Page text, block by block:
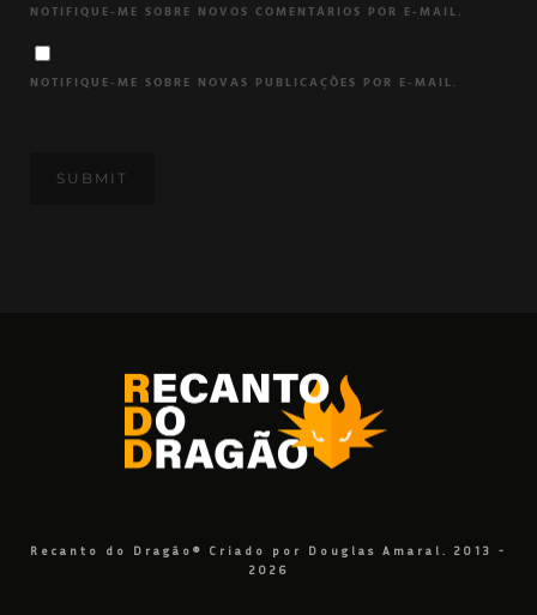
NOTIFIQUE-ME SOBRE NOVOS COMENTÁRIOS POR E-MAIL.
NOTIFIQUE-ME SOBRE NOVAS PUBLICAÇÕES POR E-MAIL.
Recanto do Dragão® Criado por Douglas Amaral. 2013 -
2026